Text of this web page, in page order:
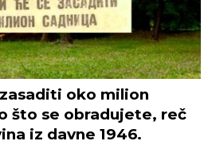
oko milion
što se obradujete, reč
iz davne 1946.